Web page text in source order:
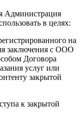
Администрация
в целях:
на
заключения с ООО
Договора
услуг или
закрытой
к закрытой